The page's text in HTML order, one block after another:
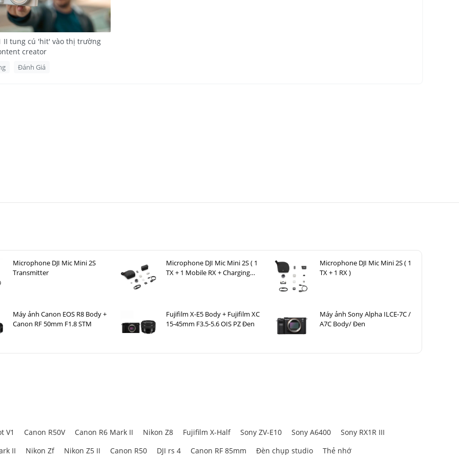
Mark II
thước phim vlog sống động. Khẩu độ lớn mang lại hiệu ứng bokeh đẹp mắt và khả
II tung cú 'hit' vào thị trường
creator
Đánh Giá
Microphone DJI Mic Mini 2S
Transmitter
Microphone DJI Mic Mini 2S ( 1
TX + 1 Mobile RX + Charging
Microphone DJI Mic Mini 2S ( 1
TX + 1 RX )
Máy ảnh Canon EOS R8 Body +
Canon RF 50mm F1.8 STM
Fujifilm X-E5 Body + Fujifilm XC
15-45mm F3.5-5.6 OIS PZ Đen
Máy ảnh Sony Alpha ILCE-7C /
A7C Body/ Đen
V1 Canon R50V Canon R6 Mark II Nikon Z8 Fujifilm X-Half Sony ZV-E10 Sony A6400
Sony RX1R III
II Nikon Zf Nikon Z5 II Canon R50 DJI rs 4 Canon RF 85mm Đèn chụp studio Thẻ nhớ